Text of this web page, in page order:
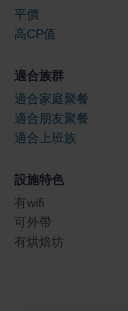
平價
高CP值
適合族群
適合家庭聚餐
適合朋友聚餐
適合上班族
設施特色
有wifi
可外帶
有烘焙坊